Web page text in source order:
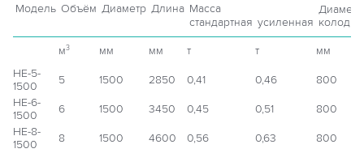
Модель Объём Диаметр Длина Масса
Диаметр
стандартная усиленная колодца
м3 мм мм т т
мм
НЕ-5-
1500
5 1500 2850 0,41 0,46
800
НЕ-6-
1500
6 1500 3450 0,45 0,51
800
НЕ-8-
1500
8 1500 4600 0,56 0,63
800